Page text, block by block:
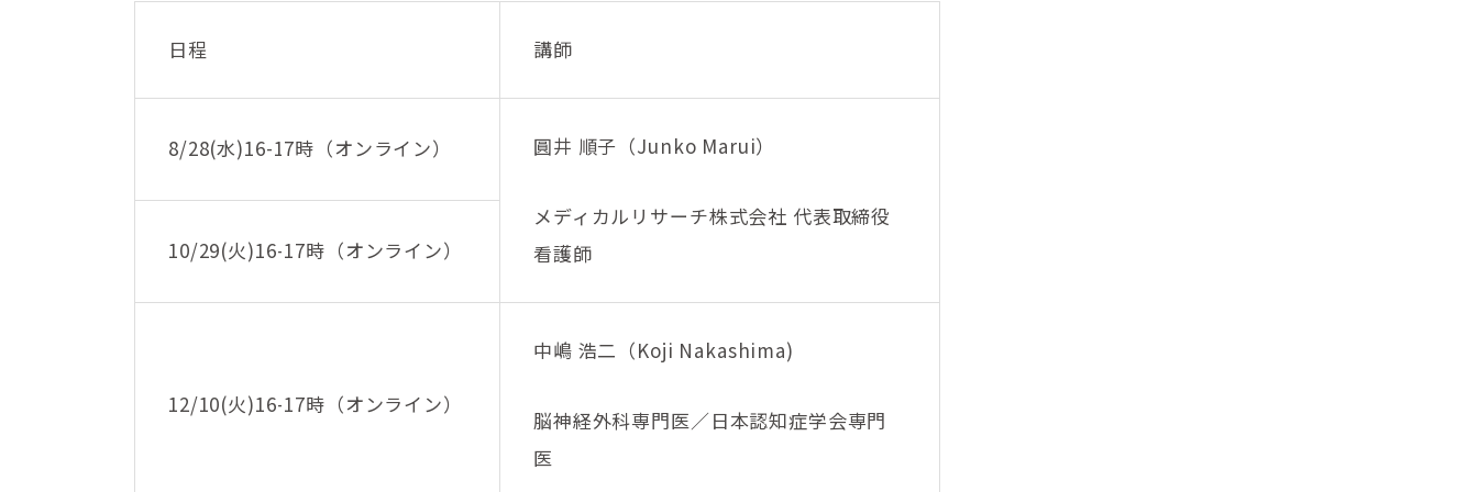
日程 講師
8/28(水)16-17時（オンライン） 圓井 順子（Junko Marui）
メディカルリサーチ株式会社 代表取締役
看護師
10/29(火)16-17時（オンライン）
12/10(火)16-17時（オンライン）
中嶋 浩二（Koji Nakashima)
脳神経外科専門医／日本認知症学会専門
医